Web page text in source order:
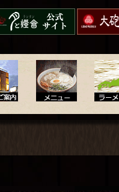
。
ランタン”
メニュー ラーメン学